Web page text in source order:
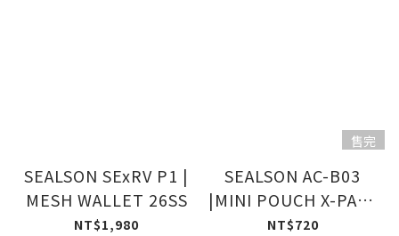
SEALSON SExRV P1 |
MESH WALLET 26SS
NT$1,980
售完
SEALSON AC-B03
|MINI POUCH X-PAC®
UX10 in Ghost White
NT$720